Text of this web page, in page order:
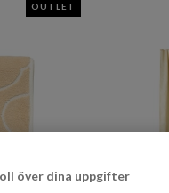
OUTLET
över dina uppgifter